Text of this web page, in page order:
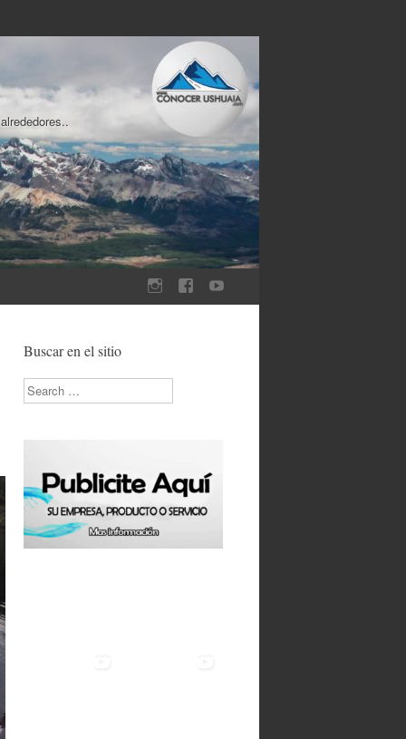
Buscar en el sitio
Search